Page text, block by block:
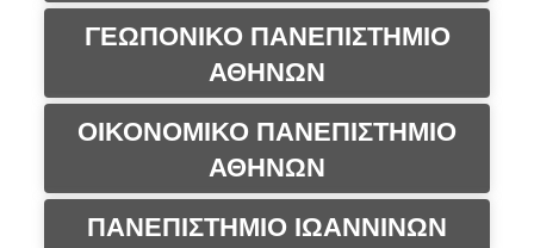
ΓΕΩΠΟΝΙΚΟ ΠΑΝΕΠΙΣΤΗΜΙΟ
ΑΘΗΝΩΝ
ΟΙΚΟΝΟΜΙΚΟ ΠΑΝΕΠΙΣΤΗΜΙΟ
ΑΘΗΝΩΝ
ΠΑΝΕΠΙΣΤΗΜΙΟ ΙΩΑΝΝΙΝΩΝ